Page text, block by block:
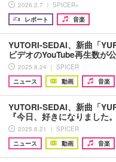
2026.2.7 ｜ SPICER+
レポート
音楽
YUTORI-SEDAI、新曲「
ビデオのYouTube再生数が
2025.8.24 ｜ SPICER
ニュース
動画 音楽
YUTORI-SEDAI、新曲「
『今日、好きになりまし
2025.8.21 ｜ SPICER
ニュース
動画 音楽